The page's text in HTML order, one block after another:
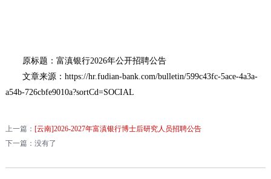
原标题：富滇银行2026年公开招聘公告
文章来源：https://hr.fudian-bank.com/bulletin/599c43fc-5ace-4a3a-
a54b-726cbfe9010a?sortCd=SOCIAL
上一篇： [云南]2026-2027年富滇银行博士后研究人员招聘公告
下一篇：没有了